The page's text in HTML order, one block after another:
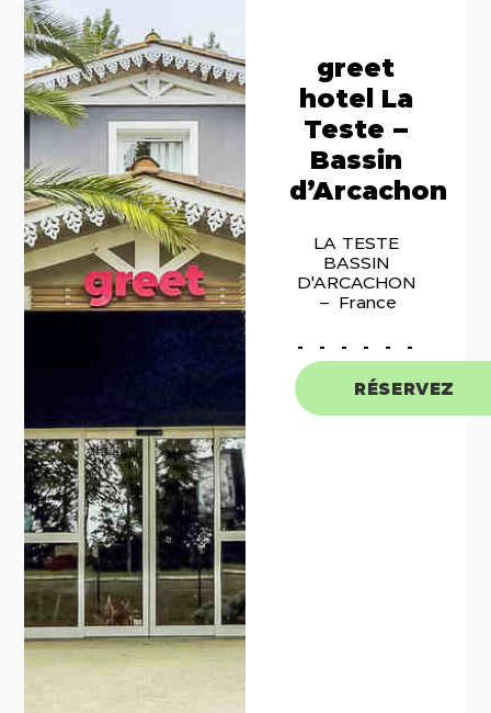
RÉSERVEZ
greet
hotel La
Teste –
Bassin
d’Arcachon
LA TESTE
BASSIN
D'ARCACHON
France